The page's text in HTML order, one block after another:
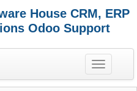
House CRM, ERP
Odoo Support
T
o
g